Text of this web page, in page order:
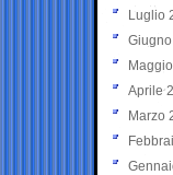
Luglio
Aprile
Marzo